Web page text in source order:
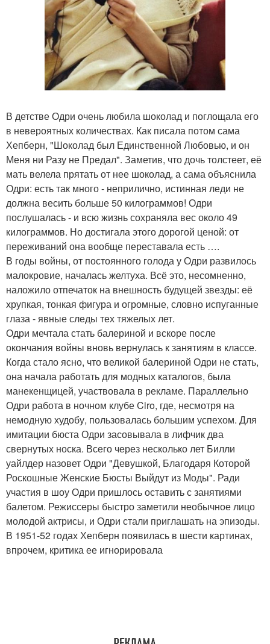
В детстве Одри очень любила шоколад и поглощала его
в невероятных количествах. Как писала потом сама
Хепберн, "Шоколад был Единственной Любовью, и он
Меня ни Разу не Предал". Заметив, что дочь толстеет, её
мать велела прятать от нее шоколад, а сама объяснила
Одри: есть так много - неприлично, истинная леди не
должна весить больше 50 килограммов! Одри
послушалась - и всю жизнь сохраняла вес около 49
килограммов. Но достигала этого дорогой ценой: от
переживаний она вообще переставала есть ….
В годы войны, от постоянного голода у Одри развилось
малокровие, началась желтуха. Всё это, несомненно,
наложило отпечаток на внешность будущей звезды: её
хрупкая, тонкая фигура и огромные, словно испуганные
глаза - явные следы тех тяжелых лет.
Одри мечтала стать балериной и вскоре после
окончания войны вновь вернулась к занятиям в классе.
Когда стало ясно, что великой балериной Одри не стать,
она начала работать для модных каталогов, была
манекенщицей, участвовала в рекламе. Параллельно
Одри работа в ночном клубе Ciro, где, несмотря на
немодную худобу, пользовалась большим успехом. Для
имитации бюста Одри засовывала в лифчик два
свернутых носка. Всего через несколько лет Билли
уайлдер назовет Одри "Девушкой, Благодаря Которой
Роскошные Женские Бюсты Выйдут из Моды". Ради
участия в шоу Одри пришлось оставить с занятиями
балетом. Режиссеры быстро заметили необычное лицо
молодой актрисы, и Одри стали приглашать на эпизоды.
В 1951-52 годах Хепберн появилась в шести картинах,
впрочем, критика ее игнорировала